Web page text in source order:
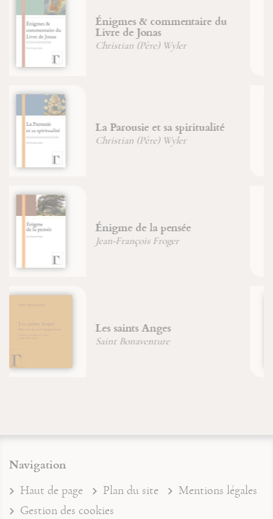
Bouddhisme
Marion Duvauchel
D'un Caucase chrétien au
Caucase musulman
Marion Duvauchel
A Dieu le dimanche !
Hélène Bodenez
Les manuscrits enluminés et
leurs créateurs
Rowan Watson
Navigation
Haut de page Plan du site
Mentions légales
Gestion des cookies